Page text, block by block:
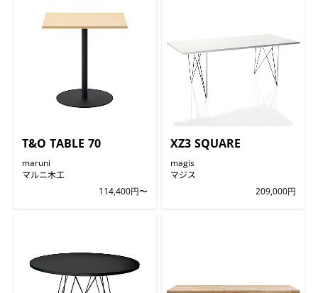
T&O TABLE 70
maruni
マルニ木工
114,400円〜
XZ3 SQUARE
magis
マジス
209,000円